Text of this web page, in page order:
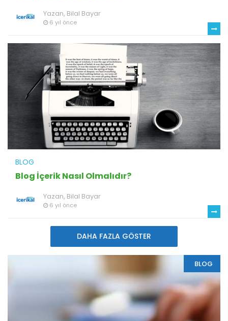
Yazan, Bilal Bayar
6 yıl önce
BLOG
Blog İçerik Nasıl Olmalıdır?
Yazan, Bilal Bayar
6 yıl önce
DAHA FAZLA GÖSTER
BLOG